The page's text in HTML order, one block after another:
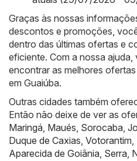
Graças às nossas
descontos e promoções,
dentro das últimas ofertas e
eficiente. Com a nossa
encontrar as melhores
em Guaiúba.
Outras cidades também
Então não deixe de ver as
Maringá, Maués, Sorocaba,
Duque de Caxias, Votorantim,
Aparecida de Goiânia, Serra,